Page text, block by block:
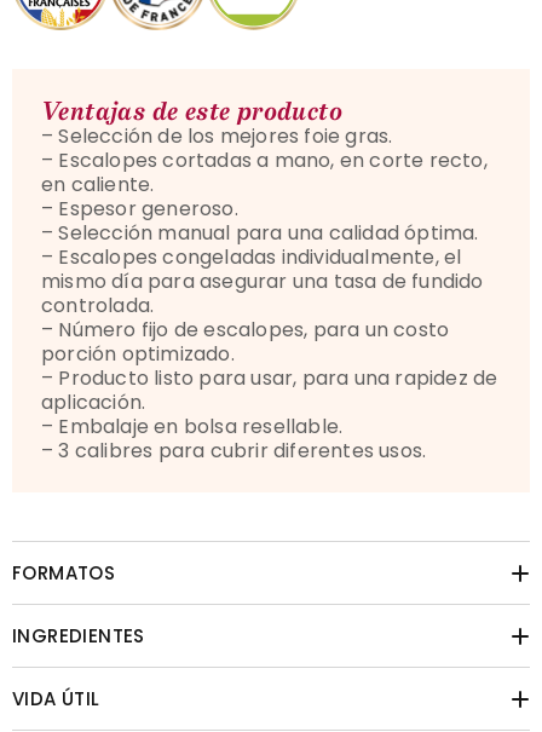
Ventajas de este producto
– Selección de los mejores foie gras.
– Escalopes cortadas a mano, en corte recto,
en caliente.
– Espesor generoso.
– Selección manual para una calidad óptima.
– Escalopes congeladas individualmente, el
mismo día para asegurar una tasa de fundido
controlada.
– Número fijo de escalopes, para un costo
porción optimizado.
– Producto listo para usar, para una rapidez de
aplicación.
– Embalaje en bolsa resellable.
– 3 calibres para cubrir diferentes usos.
FORMATOS
INGREDIENTES
VIDA ÚTIL